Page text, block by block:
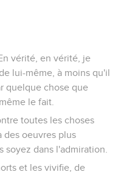
vérité, en vérité, je
lui-même, à moins qu'il
quelque chose que
le fait.
toutes les choses
oeuvres plus
soyez dans l'admiration.
et les vivifie, de